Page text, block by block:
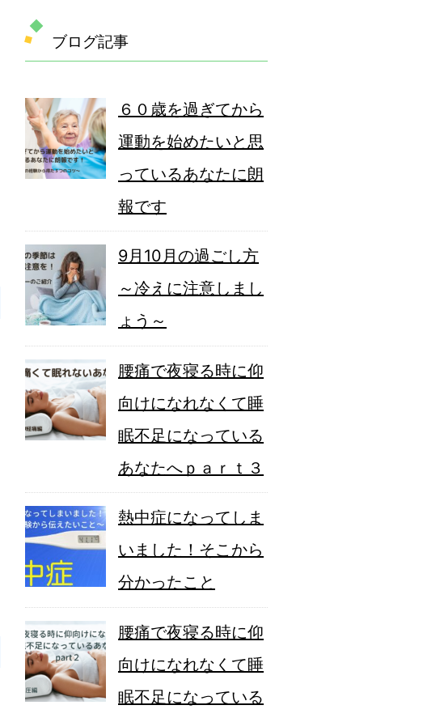
ブログ記事
６０歳を過ぎてから
運動を始めたいと思
っているあなたに朗
報です
9月10月の過ごし方
～冷えに注意しまし
ょう～
腰痛で夜寝る時に仰
向けになれなくて睡
眠不足になっている
あなたへｐａｒｔ３
熱中症になってしま
いました！そこから
分かったこと
腰痛で夜寝る時に仰
向けになれなくて睡
眠不足になっている